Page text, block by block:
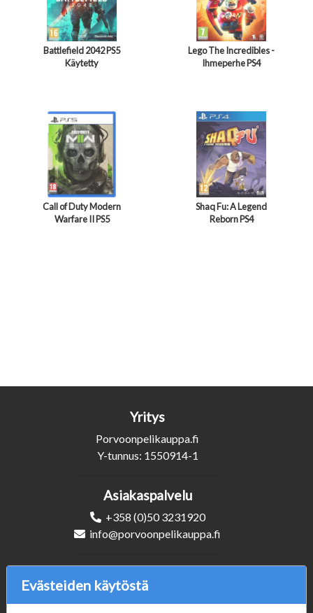
Battlefield 2042 PS5
Käytetty
Lego The Incredibles -
Ihmeperhe PS4
Call of Duty Modern
Warfare II PS5
Shaq Fu: A Legend
Reborn PS4
Yritys
Porvoonpelikauppa.fi
Y-tunnus: 1550914-1
Asiakaspalvelu
+358 (0)50 3231920
info@porvoonpelikauppa.fi
Evästeiden käytöstä